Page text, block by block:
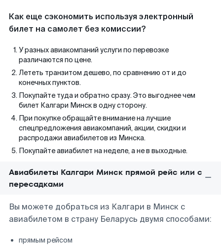
Как еще сэкономить используя электронный
билет на самолет без комиссии?
У разных авиакомпаний услуги по перевозке
различаются по цене.
Лететь транзитом дешево, по сравнению от и до
конечных пунктов.
Покупайте туда и обратно сразу. Это выгоднее чем
билет Калгари Минск в одну сторону.
При покупке обращайте внимание на лучшие
спецпредложения авиакомпаний, акции, скидки и
распродажи авиабилетов из Минска.
Покупайте авиабилет на неделе, а не в выходные.
Авиабилеты Калгари Минск прямой рейс или с
пересадками
Вы можете добраться из Калгари в Минск с
авиабилетом в страну Беларусь двумя способами:
прямым рейсом